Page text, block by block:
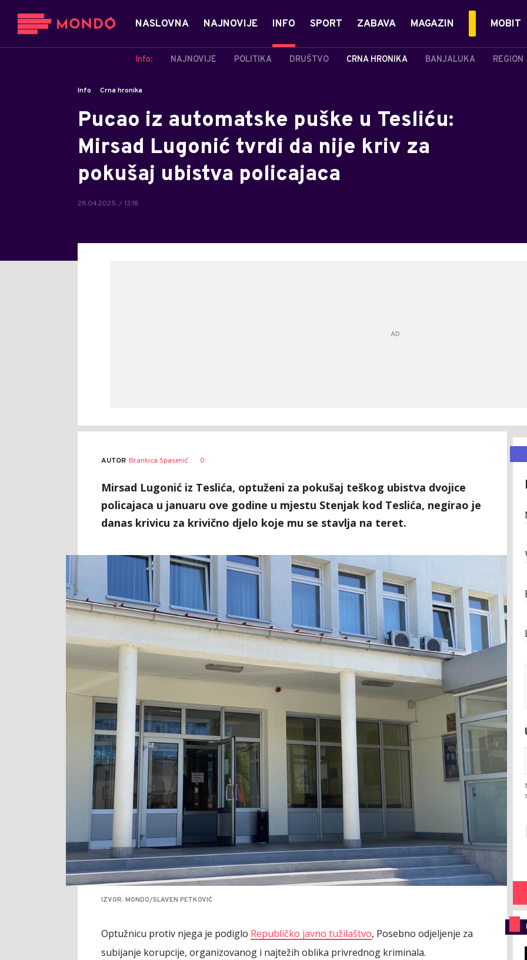
NASLOVNA NAJNOVIJE INFO
Info: NAJNOVIJE POLITIKA DRUŠTVO CRNA HRONIKA BANJALUKA REGION
SPORT ZABAVA MAGAZIN MOBIT
Info Crna hronika
Pucao iz automatske puške u Tesliću:
Mirsad Lugonić tvrdi da nije kriv za
pokušaj ubistva policajaca
28.04.2025. / 13:18
AUTOR Brankica Spasenić 0
Mirsad Lugonić iz Teslića, optuženi za pokušaj teškog ubistva dvojice
policajaca u januaru ove godine u mjestu Stenjak kod Teslića, negirao je
danas krivicu za krivično djelo koje mu se stavlja na teret.
IZVOR: MONDO/SLAVEN PETKOVIĆ
Optužnicu protiv njega je podiglo Republičko javno tužilaštvo, Posebno odjeljenje za
subijanje korupcije, organizovanog i najtežih oblika privrednog kriminala.